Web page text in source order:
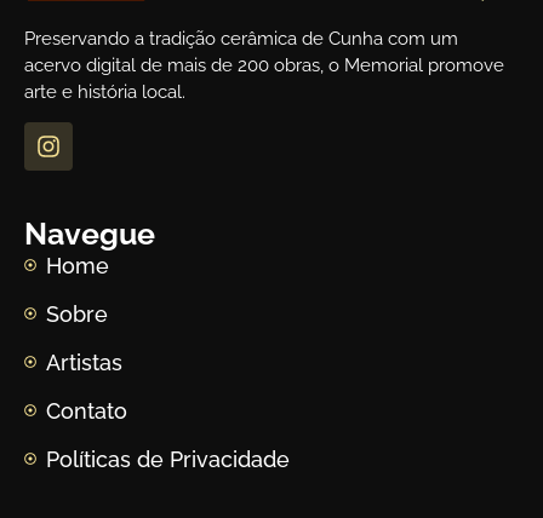
Preservando a tradição cerâmica de Cunha com um
acervo digital de mais de 200 obras, o Memorial promove
arte e história local.
Navegue
Home
Sobre
Artistas
Contato
Políticas de Privacidade